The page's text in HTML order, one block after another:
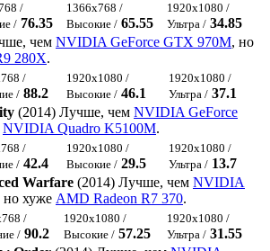
/
/ 76.35
1366x768 /
Высокие / 65.55
1920x1080 /
Ультра / 34.85
чем NVIDIA GeForce GTX 970M, но
280X.
/
/ 88.2
1920x1080 /
Высокие / 46.1
1920x1080 /
Ультра / 37.1
(2014) Лучше, чем NVIDIA GeForce
NVIDIA Quadro K5100M.
/
/ 42.4
1920x1080 /
Высокие / 29.5
1920x1080 /
Ультра / 13.7
Warfare (2014) Лучше, чем NVIDIA
но хуже AMD Radeon R7 370.
/
/ 90.2
1920x1080 /
Высокие / 57.25
1920x1080 /
Ультра / 31.55